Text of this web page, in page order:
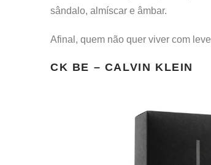
sândalo, almíscar e âmbar.
Afinal, quem não quer viver com
CK BE – CALVIN KLEIN